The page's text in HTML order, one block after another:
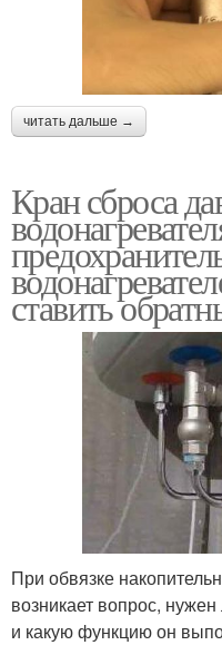
читать дальше →
Кран сброса
ставить
При обвязке
возникает вопрос,
и какую функцию он